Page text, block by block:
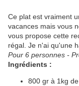
Ce plat est vraiment
vacances mais vous
vous propose cette
régal. Je n'ai qu'une
Pour 6 personnes -
Ingrédients :
800 gr à 1kg